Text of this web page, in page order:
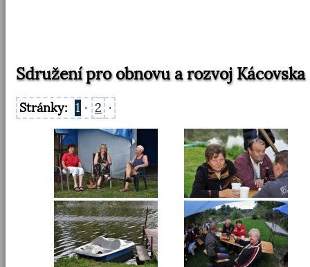
Sdružení pro obnovu a rozvoj Kácovska
Stránky: 1 · 2 ·